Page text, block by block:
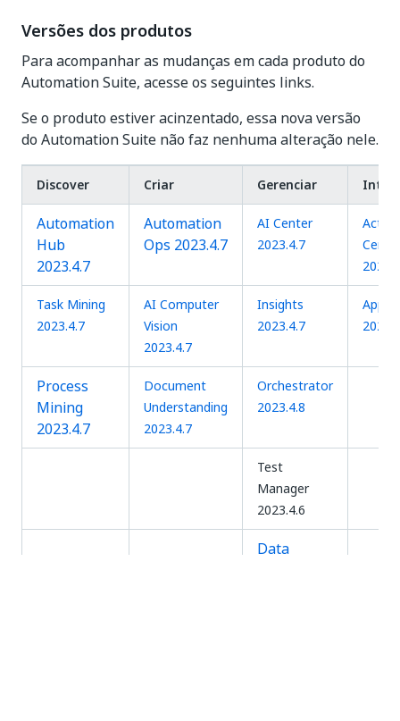
Versões dos produtos
Para acompanhar as mudanças em cada produto do
Automation Suite, acesse os seguintes links.
Se o produto estiver acinzentado, essa nova versão
do Automation Suite não faz nenhuma alteração nele.
Discover Criar Gerenciar
Automation
Hub
2023.4.7
Automation
Ops 2023.4.7
AI Center
2023.4.7
Action
Task Mining
2023.4.7
AI Computer
Vision
2023.4.7
Insights
2023.4.7
Apps
Process
Mining
2023.4.7
Document
Understanding
2023.4.7
Orchestrator
2023.4.8
Test
Manager
2023.4.6
Data